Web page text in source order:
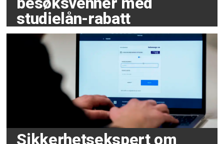
studielån-rabatt
Sikkerhetsekspert om